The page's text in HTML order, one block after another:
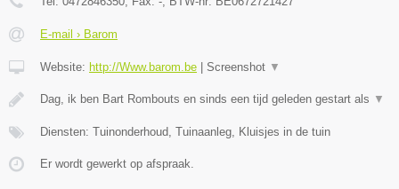
E-mail › Barom
Website: http://Www.barom.be Screenshot ▼
Dag, ik ben Bart Rombouts en sinds een tijd geleden gestart als ▼
Diensten: Tuinonderhoud, Tuinaanleg, Kluisjes in de tuin
Er wordt gewerkt op afspraak.